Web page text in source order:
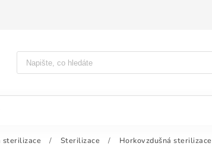
sterilizace / Sterilizace / Horkovzdušná sterilizace